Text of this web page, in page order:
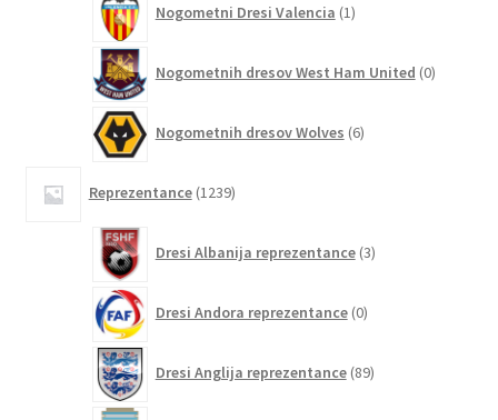
Nogometni Dresi Valencia 1izdelek
Nogometnih dresov West Ham United 0izdelkov
Nogometnih dresov Wolves 6izdelkov
Reprezentance 1239izdelkov
Dresi Albanija reprezentance 3izdelki
Dresi Andora reprezentance 0izdelkov
Dresi Anglija reprezentance 89izdelkov